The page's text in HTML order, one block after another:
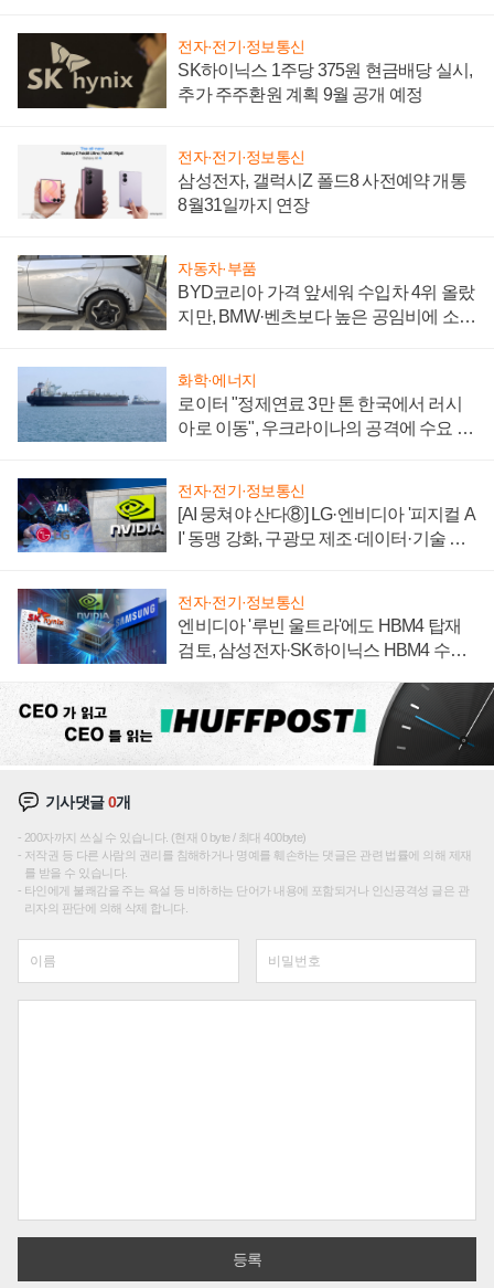
전자·전기·정보통신
SK하이닉스 1주당 375원 현금배당 실시,
추가 주주환원 계획 9월 공개 예정
전자·전기·정보통신
삼성전자, 갤럭시Z 폴드8 사전예약 개통
8월31일까지 연장
자동차·부품
BYD코리아 가격 앞세워 수입차 4위 올랐
지만, BMW·벤츠보다 높은 공임비에 소비
화학·에너지
로이터 "정제연료 3만 톤 한국에서 러시
아로 이동", 우크라이나의 공격에 수요 늘
전자·전기·정보통신
[AI 뭉쳐야 산다⑧] LG·엔비디아 '피지컬 A
I' 동맹 강화, 구광모 제조·데이터·기술 결
전자·전기·정보통신
엔비디아 '루빈 울트라'에도 HBM4 탑재
검토, 삼성전자·SK하이닉스 HBM4 수율
기사댓글0개
200자까지 쓰실 수 있습니다. (현재 0 byte / 최대 400byte)
저작권 등 다른 사람의 권리를 침해하거나 명예를 훼손하는 댓글은 관련 법률에 의해 제재
를 받을 수 있습니다.
타인에게 불쾌감을 주는 욕설 등 비하하는 단어가 내용에 포함되거나 인신공격성 글은 관
리자의 판단에 의해 삭제 합니다.